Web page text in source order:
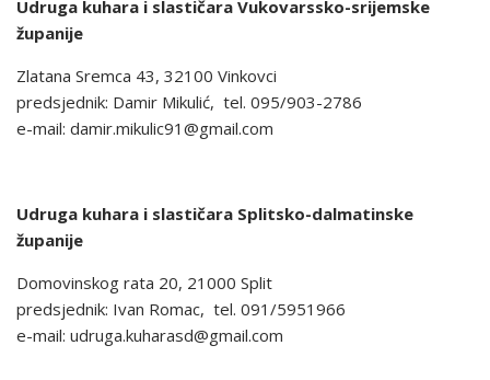
Udruga kuhara i slastičara Vukovarssko-srijemske
županije
Zlatana Sremca 43, 32100 Vinkovci
predsjednik: Damir Mikulić, tel. 095/903-2786
e-mail: damir.mikulic91@gmail.com
Udruga kuhara i slastičara Splitsko-dalmatinske
županije
Domovinskog rata 20, 21000 Split
predsjednik: Ivan Romac, tel. 091/5951966
e-mail: udruga.kuharasd@gmail.com